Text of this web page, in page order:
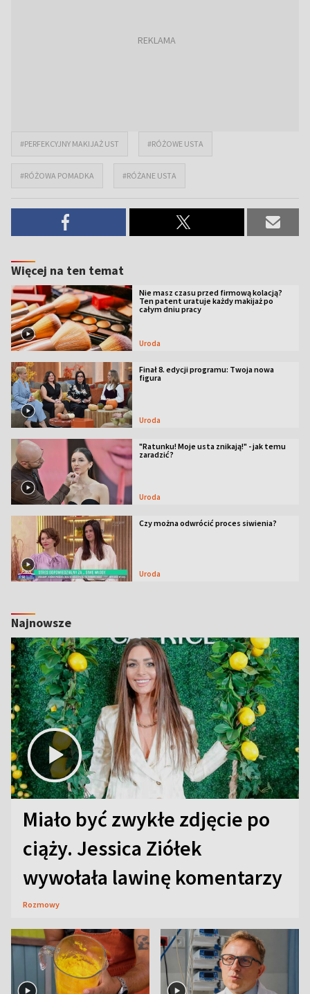
#PERFEKCYJNY MAKIJAŻ UST #RÓŻOWE USTA
#RÓŻOWA POMADKA #RÓŻANE USTA
Więcej na ten temat
Nie masz czasu przed firmową kolacją?
Ten patent uratuje każdy makijaż po
całym dniu pracy
Uroda
Finał 8. edycji programu: Twoja nowa
figura
Uroda
"Ratunku! Moje usta znikają!" - jak temu
zaradzić?
Uroda
Czy można odwrócić proces siwienia?
Uroda
Najnowsze
Miało być zwykłe zdjęcie po
ciąży. Jessica Ziółek
wywołała lawinę komentarzy
Rozmowy